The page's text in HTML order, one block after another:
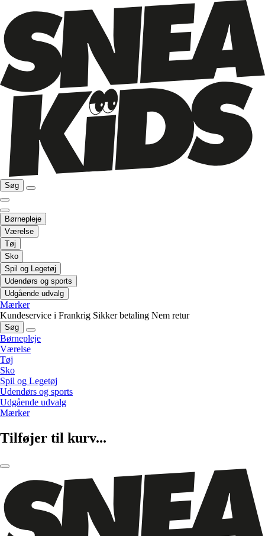
Søg
Børnepleje
Værelse
Tøj
Sko
Spil og Legetøj
Udendørs og sports
Udgående udvalg
Mærker
Kundeservice i Frankrig Sikker betaling Nem retur
Søg
Børnepleje
Værelse
Tøj
Sko
Spil og Legetøj
Udendørs og sports
Udgående udvalg
Mærker
Tilføjer til kurv...